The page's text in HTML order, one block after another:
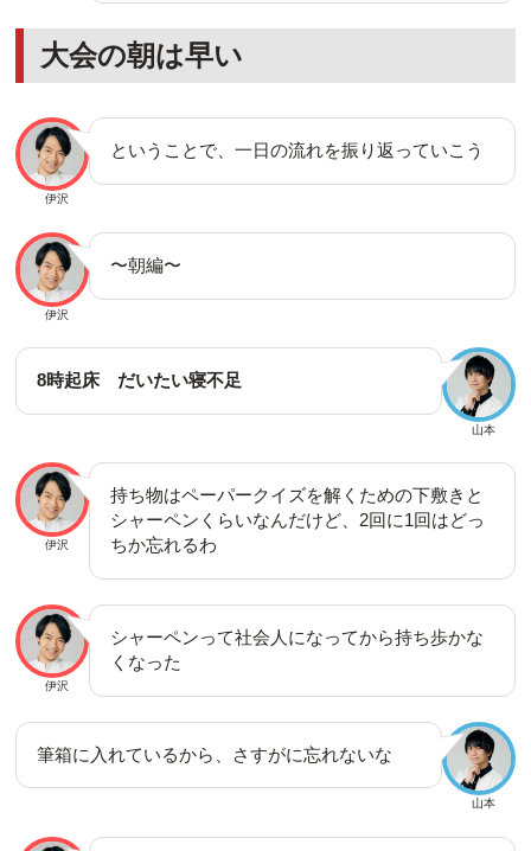
大会の朝は早い
伊沢
ということで、一日の流れを振り返っていこう
伊沢
〜朝編〜
山本
8時起床 だいたい寝不足
伊沢
持ち物はペーパークイズを解くための下敷きと
シャーペンくらいなんだけど、2回に1回はどっ
ちか忘れるわ
伊沢
シャーペンって社会人になってから持ち歩かな
くなった
山本
筆箱に入れているから、さすがに忘れないな